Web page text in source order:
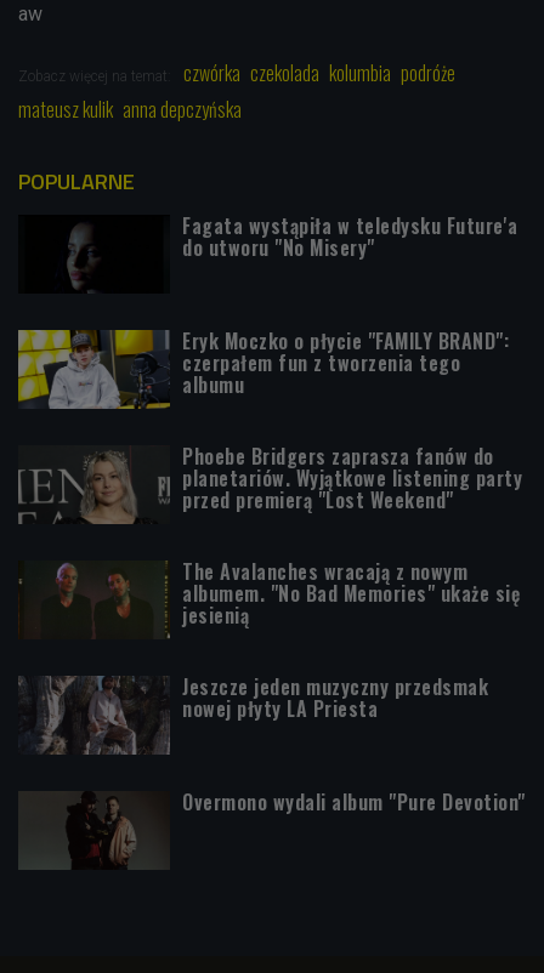
aw
Zobacz więcej na temat: czwórka czekolada kolumbia podróże
mateusz kulik anna depczyńska
POPULARNE
Fagata wystąpiła w teledysku Future'a
do utworu "No Misery"
Eryk Moczko o płycie "FAMILY BRAND":
czerpałem fun z tworzenia tego
albumu
Phoebe Bridgers zaprasza fanów do
planetariów. Wyjątkowe listening party
przed premierą "Lost Weekend"
The Avalanches wracają z nowym
albumem. "No Bad Memories" ukaże się
jesienią
Jeszcze jeden muzyczny przedsmak
nowej płyty LA Priesta
Overmono wydali album "Pure Devotion"